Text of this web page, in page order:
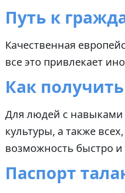
Путь к
Качественная
все это привлекает
Как
Для людей с навыками
культуры, а также
возможность быстро
Паспорт